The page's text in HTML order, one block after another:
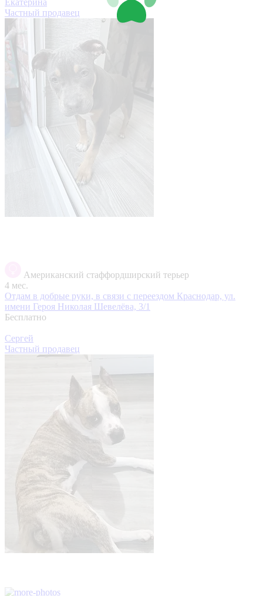
Частный продавец
Американский стаффордширский терьер
4 мес.
Отдам в добрые руки, в связи с переездом Краснодар, ул.
имени Героя Николая Шевелёва, 3/1
Бесплатно
Сергей
Частный продавец